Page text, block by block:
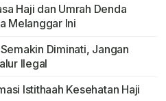
Haji dan Umrah Denda
Melanggar Ini
Diminati, Jangan
Ilegal
Istithaah Kesehatan Haji